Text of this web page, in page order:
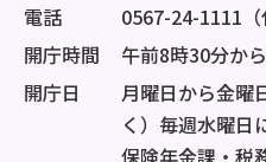
電話
0567-24-1111（
開庁時間
午前8時30分か
開庁日
月曜日から金曜
く）毎週水曜日
保険年金課・税